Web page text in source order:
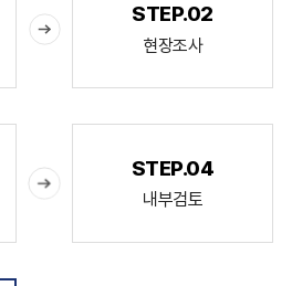
STEP.02
현장조사
STEP.04
내부검토